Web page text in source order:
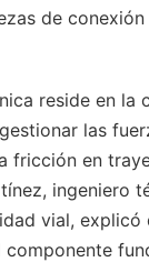
de
reside en la
las
fricción en
ingeniero
vial, explicó
componente